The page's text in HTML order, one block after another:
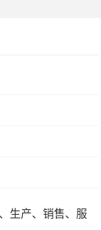
生产、销售、服